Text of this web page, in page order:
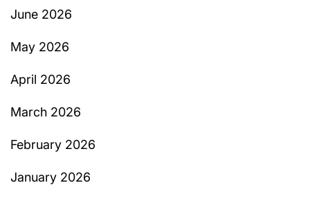
June 2026
May 2026
April 2026
March 2026
February 2026
January 2026